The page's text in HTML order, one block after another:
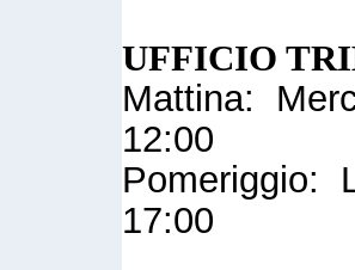
UFFICIO
Mattina:
12:00
Pomeriggio:
17:00